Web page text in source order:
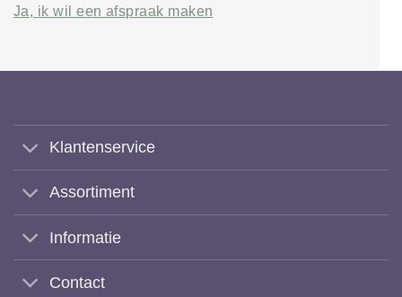
Ja, ik wil een afspraak maken
Klantenservice
Assortiment
Informatie
Contact